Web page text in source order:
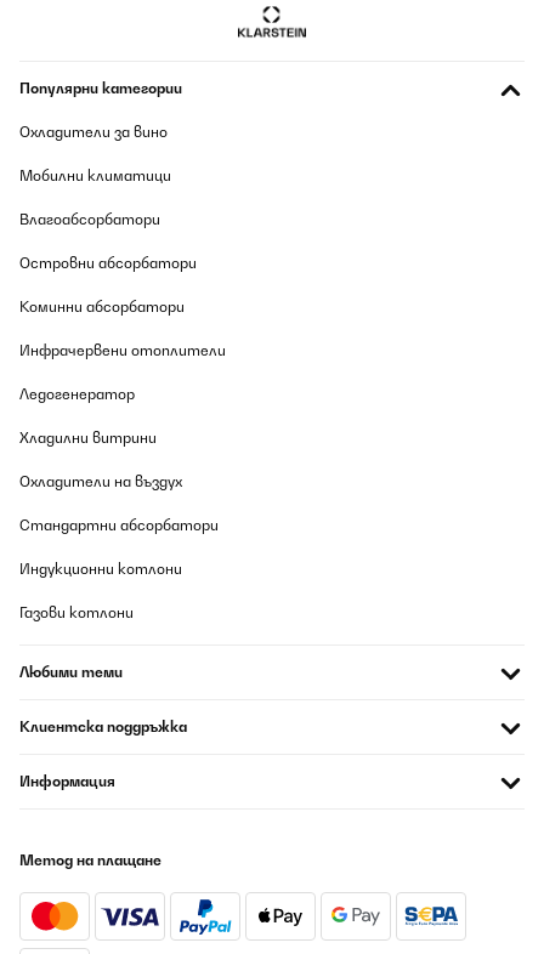
Популярни категории
Охладители за вино
Мобилни климатици
Влагоабсорбатори
Островни абсорбатори
Коминни абсорбатори
Инфрачервени отоплители
Ледогенератор
Хладилни витрини
Охладители на въздух
Стандартни абсорбатори
Индукционни котлони
Газови котлони
Любими теми
Клиентска поддръжка
Информация
Метод на плащане